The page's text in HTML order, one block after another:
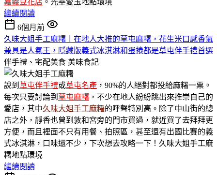
繼續閱讀
6個月前
久味大姐手工麻糬｜在地人大推的草屯麻糬，花生米口感香氣
兼具是人氣王，隱藏版義式冰淇淋和蛋捲都是草屯伴手禮首選
伴手禮、宅配美食 美味食記
說到 草屯伴手禮或草屯名產 ，90%的人絕對都投給麻糬一票。
每次只要討論到 草屯麻糬 ，不少在地人紛紛跳出來推崇自己的
愛店，其中久味大姐手工麻糬的呼聲特別高。除了中山街的總
店之外，靜香也曾到敦和宮旁的門市買過，就近買了去拜拜更
方便，而且裡面不只有用餐、拍照區，甚至還有出國比賽的義
式冰淇淋，口味還不少，下次想去攻略一下！久味大姐手工麻
糬地點環境
繼續閱讀